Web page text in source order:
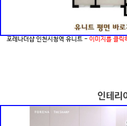
포레나더샵 인천시청역 유니트 - 이미지를 클릭